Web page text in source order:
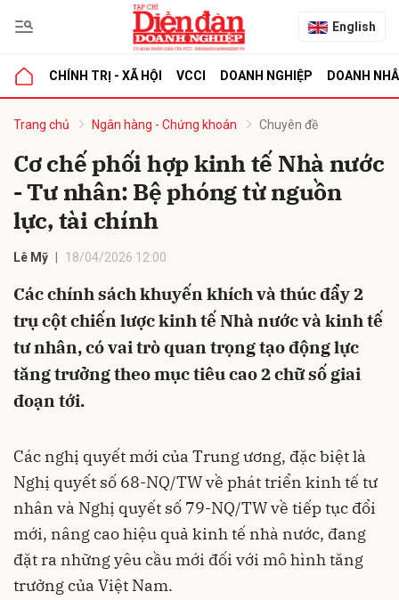
English
CHÍNH TRỊ - XÃ HỘI VCCI DOANH NGHIỆP DOANH
Trang chủ Ngân hàng - Chứng khoán Chuyên đề
Cơ chế phối hợp kinh tế Nhà nước
- Tư nhân: Bệ phóng từ nguồn
lực, tài chính
Lê Mỹ 18/04/2026 12:00
Các chính sách khuyến khích và thúc đẩy 2
trụ cột chiến lược kinh tế Nhà nước và kinh tế
tư nhân, có vai trò quan trọng tạo động lực
tăng trưởng theo mục tiêu cao 2 chữ số giai
đoạn tới.
Các nghị quyết mới của Trung ương, đặc biệt là
Nghị quyết số 68-NQ/TW về phát triển kinh tế tư
nhân và Nghị quyết số 79-NQ/TW về tiếp tục đổi
mới, nâng cao hiệu quả kinh tế nhà nước, đang
đặt ra những yêu cầu mới đối với mô hình tăng
trưởng của Việt Nam.
luận
Hủy